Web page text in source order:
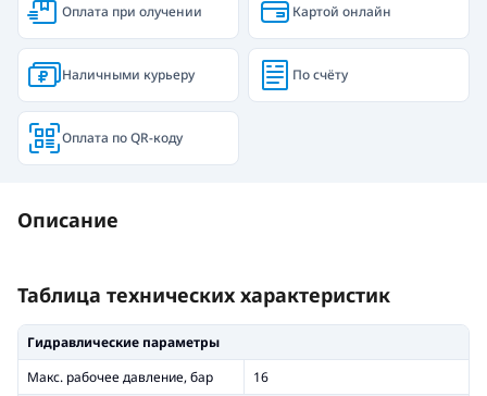
Оплата при олучении Картой онлайн
Наличными курьеру По счёту
Оплата по QR-коду
Описание
Таблица технических характеристик
Гидравлические параметры
Макс. рабочее давление, бар
16